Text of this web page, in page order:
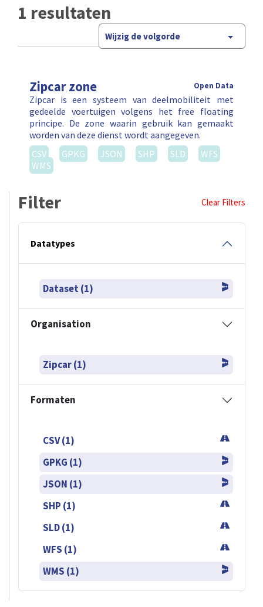
1 resultaten
Wijzig de volgorde
Zipcar zone Open Data
Zipcar is een systeem van deelmobiliteit met
gedeelde voertuigen volgens het free floating
principe. De zone waarin gebruik kan gemaakt
worden van deze dienst wordt aangegeven.
CSV
GPKG JSON SHP SLD
WFS
WMS
Filter Clear Filters
Datatypes
Dataset (1)
Organisation
Zipcar (1)
Formaten
CSV (1)
GPKG (1)
JSON (1)
SHP (1)
SLD (1)
WFS (1)
WMS (1)